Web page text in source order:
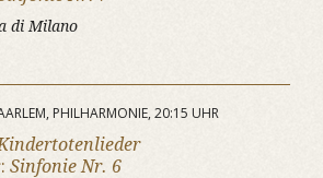
di Milano
PHILHARMONIE, 20:15 UHR
Sinfonie Nr. 6